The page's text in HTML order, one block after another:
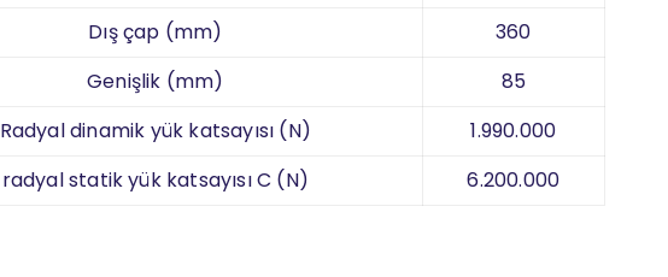
Dış çap (mm)
360
Genişlik (mm)
85
Radyal dinamik yük katsayısı (N)
1.990.000
radyal statik yük katsayısı C (N)
6.200.000